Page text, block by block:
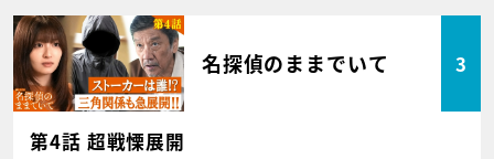
名探偵のままでいて 3
第4話 超戦慄展開